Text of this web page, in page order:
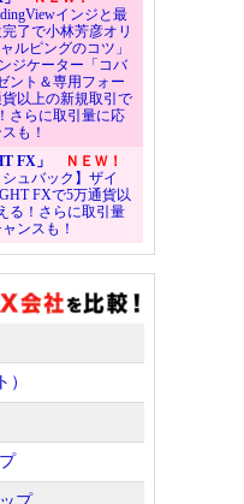
インジと最
了で小林芳彦オリ
ルピングのコツ」
ジケーター「コバ
ント＆専用フォー
以上の新規取引で
さらに取引量に応
も！
FX」
ＮＥＷ！
シュバック】ザイ
FXで5万通貨以
る！さらに取引量
ンスも！